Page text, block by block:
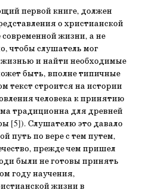
первой книге, должен
о христианской
современной жизни, а не
чтобы слушатель мог
жизнью и найти необходимые
быть, вполне типичные
текст строится на истории
человека к принятию
традиционна для древней
[5]). Слушателю это давало
путь по вере с тем путем,
прежде чем пришел
были не готовы принять
году научения,
жизни в